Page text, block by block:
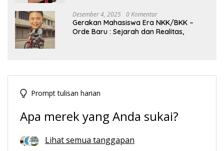
Desember 4, 2025 0 Komentar
Gerakan Mahasiswa Era NKK/BKK –
Orde Baru : Sejarah dan Realitas,
Prompt tulisan harian
Apa merek yang Anda sukai?
Lihat semua tanggapan